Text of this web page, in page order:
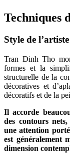
Techniques
Style de l’artiste
Tran Dinh Tho
formes et la
structurelle de la
décoratives et
décoratifs et de la
Il accorde
des contours
une attention
est généralement
dimension